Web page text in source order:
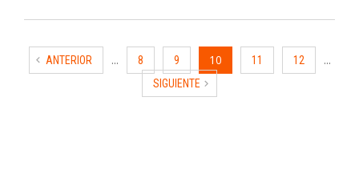
ANTERIOR ... 8 9 10 11 12 ...
SIGUIENTE